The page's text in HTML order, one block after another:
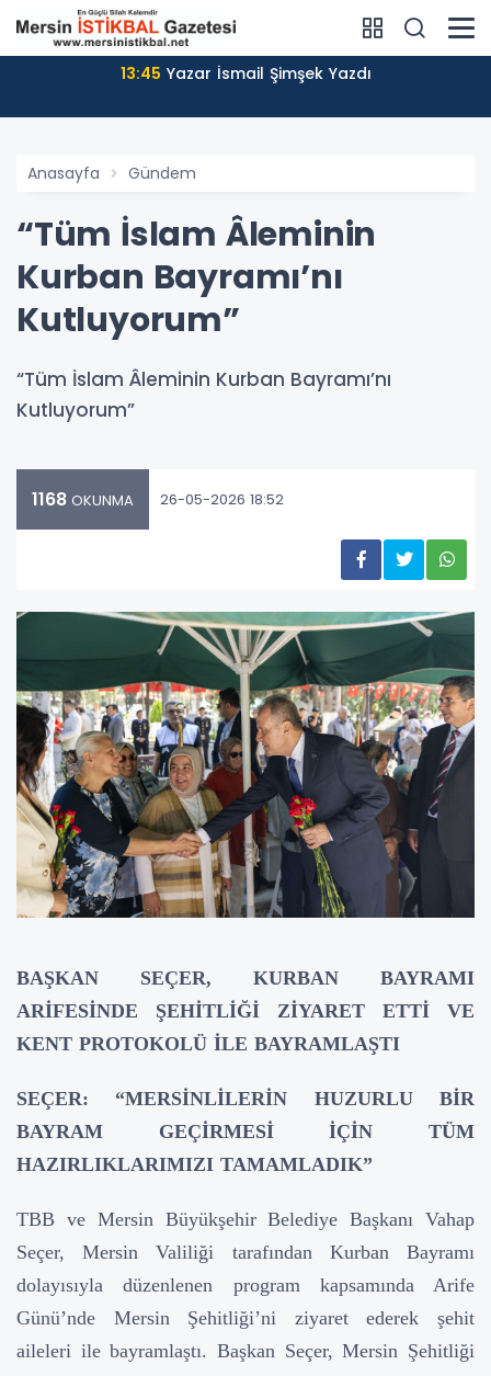
13:45 Yazar İsmail Şimşek Yazdı
Anasayfa Gündem
“Tüm İslam Âleminin
Kurban Bayramı’nı
Kutluyorum”
“Tüm İslam Âleminin Kurban Bayramı’nı
Kutluyorum”
1168 OKUNMA 26-05-2026 18:52
BAŞKAN SEÇER, KURBAN BAYRAMI
ARİFESİNDE ŞEHİTLİĞİ ZİYARET ETTİ VE
KENT PROTOKOLÜ İLE BAYRAMLAŞTI
SEÇER: “MERSİNLİLERİN HUZURLU BİR
BAYRAM GEÇİRMESİ İÇİN TÜM
HAZIRLIKLARIMIZI TAMAMLADIK”
TBB ve Mersin Büyükşehir Belediye Başkanı Vahap
Seçer, Mersin Valiliği tarafından Kurban Bayramı
dolayısıyla düzenlenen program kapsamında Arife
Günü’nde Mersin Şehitliği’ni ziyaret ederek şehit
aileleri ile bayramlaştı. Başkan Seçer, Mersin Şehitliği